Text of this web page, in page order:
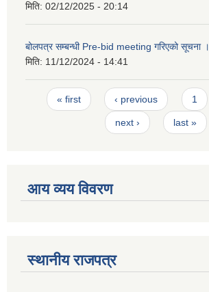
मिति: 02/12/2025 - 20:14
बोलपत्र सम्बन्धी Pre-bid meeting गरिएको सूचना ।
मिति: 11/12/2024 - 14:41
Pages
« first ‹ previous 1
next › last »
आय व्यय विवरण
स्थानीय राजपत्र